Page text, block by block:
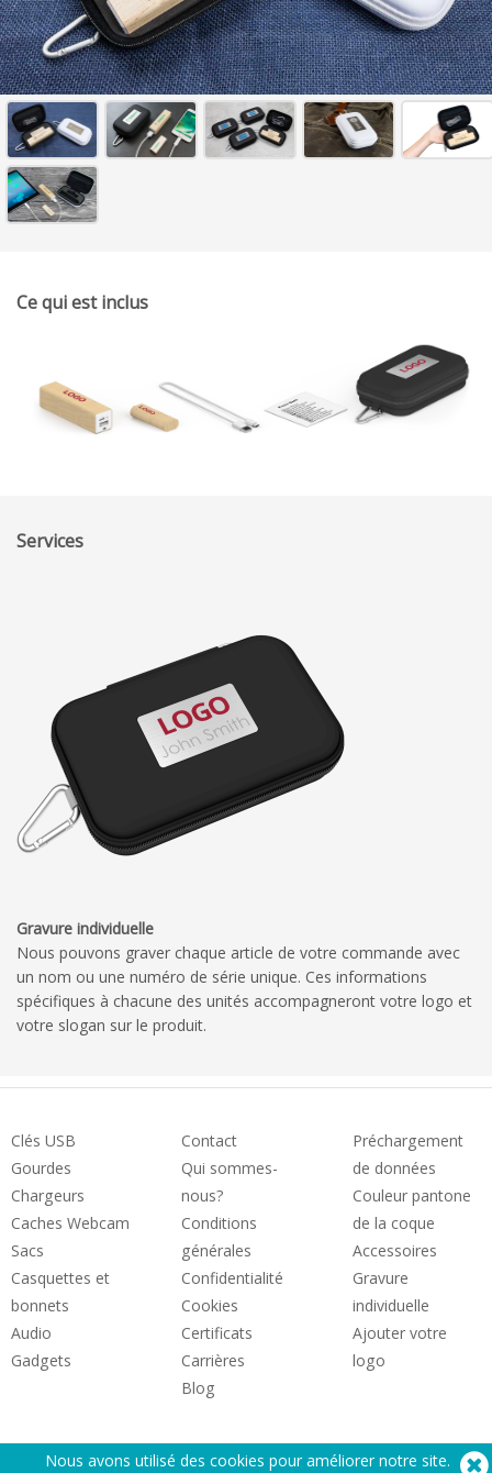
Ce qui est inclus
Services
Gravure individuelle
Nous pouvons graver chaque article de votre commande avec
un nom ou une numéro de série unique. Ces informations
spécifiques à chacune des unités accompagneront votre logo et
votre slogan sur le produit.
Clés USB
Gourdes
Chargeurs
Caches Webcam
Sacs
Casquettes et
bonnets
Audio
Gadgets
Contact
Qui sommes-
nous?
Conditions
générales
Confidentialité
Cookies
Certificats
Carrières
Blog
Préchargement
de données
Couleur pantone
de la coque
Accessoires
Gravure
individuelle
Ajouter votre
logo
Nous avons utilisé des cookies pour améliorer notre site.